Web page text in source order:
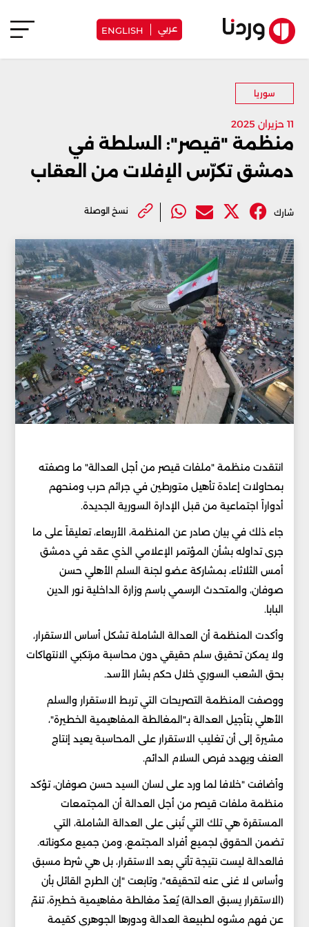
عربي ENGLISH
سوريا
11 حزيران 2025
منظمة "قيصر": السلطة في
دمشق تكرّس الإفلات من العقاب
شارك نسخ الوصلة
انتقدت منظمة "ملفات قيصر من أجل العدالة" ما وصفته
بمحاولات إعادة تأهيل متورطين في جرائم حرب ومنحهم
أدواراً اجتماعية من قبل الإدارة السورية الجديدة.
جاء ذلك في بيان صادر عن المنظمة، الأربعاء، تعليقاً على ما
جرى تداوله بشأن المؤتمر الإعلامي الذي عقد في دمشق
أمس الثلاثاء، بمشاركة عضو لجنة السلم الأهلي حسن
صوفان، والمتحدث الرسمي باسم وزارة الداخلية نور الدين
البابا.
وأكدت المنظمة أن العدالة الشاملة تشكل أساس الاستقرار،
ولا يمكن تحقيق سلم حقيقي دون محاسبة مرتكبي الانتهاكات
بحق الشعب السوري خلال حكم بشار الأسد.
ووصفت المنظمة التصريحات التي تربط الاستقرار والسلم
الأهلي بتأجيل العدالة بـ"المغالطة المفاهيمية الخطيرة"،
مشيرة إلى أن تغليب الاستقرار على المحاسبة يعيد إنتاج
العنف ويهدد فرص السلام الدائم.
وأضافت "خلافا لما ورد على لسان السيد حسن صوفان، تؤكد
منظمة ملفات قيصر من أجل العدالة أن المجتمعات
المستقرة هي تلك التي تُبنى على العدالة الشاملة، التي
تضمن الحقوق لجميع أفراد المجتمع، ومن جميع مكوناته.
فالعدالة ليست نتيجة تأتي بعد الاستقرار، بل هي شرط مسبق
وأساس لا غنى عنه لتحقيقه"، وتابعت "إن الطرح القائل بأن
(الاستقرار يسبق العدالة) يُعدّ مغالطة مفاهيمية خطيرة، تنمّ
عن فهم مشوه لطبيعة العدالة ودورها الجوهري كقيمة